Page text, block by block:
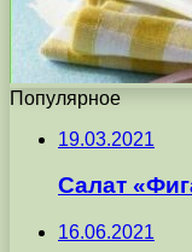
Популярное
19.03.2021
Салат
16.06.2021